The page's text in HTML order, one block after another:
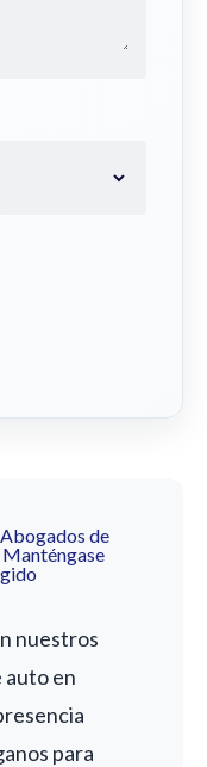
de
nuestros
auto en
para